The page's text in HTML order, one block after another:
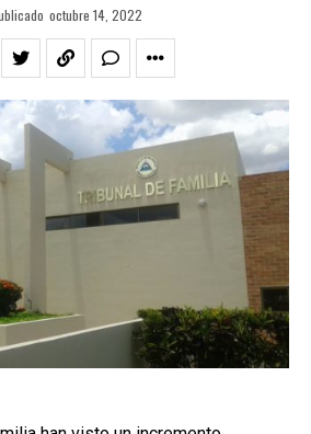
octubre 14, 2022